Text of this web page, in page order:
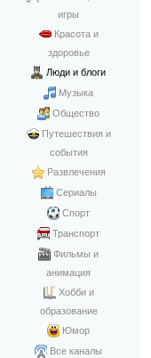
игры
Красота и
здоровье
Люди и блоги
Музыка
Общество
Путешествия и
события
Развлечения
Сериалы
Спорт
Транспорт
Фильмы и
анимация
Хобби и
образование
Юмор
Все каналы